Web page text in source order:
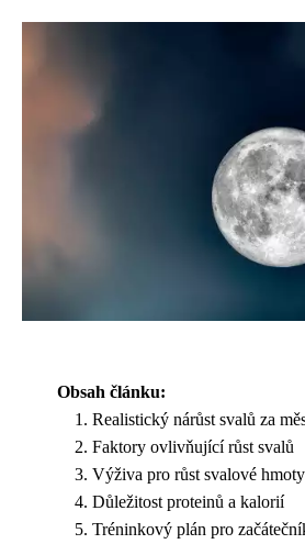
Obsah článku:
Realistický nárůst svalů za
Faktory ovlivňující růst svalů
Výživa pro růst svalové hmoty
Důležitost proteinů a kalorií
Tréninkový plán pro